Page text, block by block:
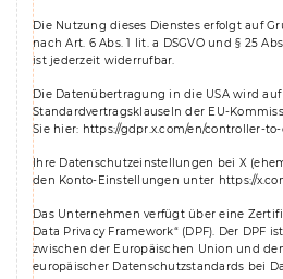
Die Nutzung dieses Dienstes erfolgt auf
nach Art. 6 Abs. 1 lit. a DSGVO und § 25
ist jederzeit widerrufbar.
Die Datenübertragung in die USA wird
Standardvertragsklauseln der EU-
Sie hier: https://gdpr.x.com/en/controller-
Ihre Datenschutzeinstellungen bei X
den Konto-Einstellungen unter https://
Das Unternehmen verfügt über eine
Data Privacy Framework“ (DPF). Der DPF
zwischen der Europäischen Union und
europäischer Datenschutzstandards bei